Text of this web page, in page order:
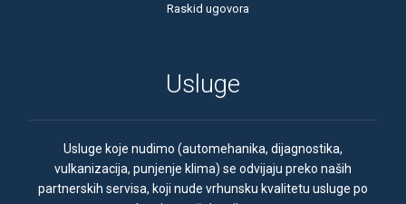
Raskid ugovora
Usluge
Usluge koje nudimo (automehanika, dijagnostika,
vulkanizacija, punjenje klima) se odvijaju preko naših
partnerskih servisa, koji nude vrhunsku kvalitetu usluge po